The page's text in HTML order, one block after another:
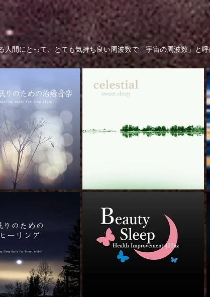
間にとって、とても気持ち良い周波数で「宇宙の周波数」と